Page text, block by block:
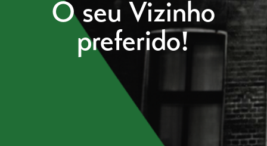
O seu Vizinho
preferido!